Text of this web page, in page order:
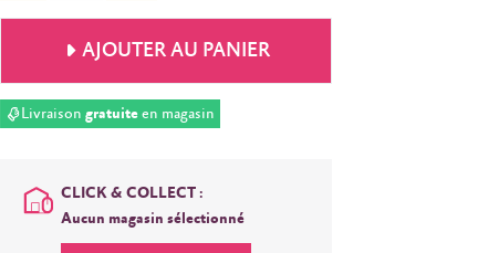
AJOUTER AU PANIER
Livraison gratuiteen magasin
CLICK & COLLECT :
Aucun magasin sélectionné